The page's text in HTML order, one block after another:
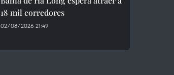
18 mil corredores
02/08/2026 21:49